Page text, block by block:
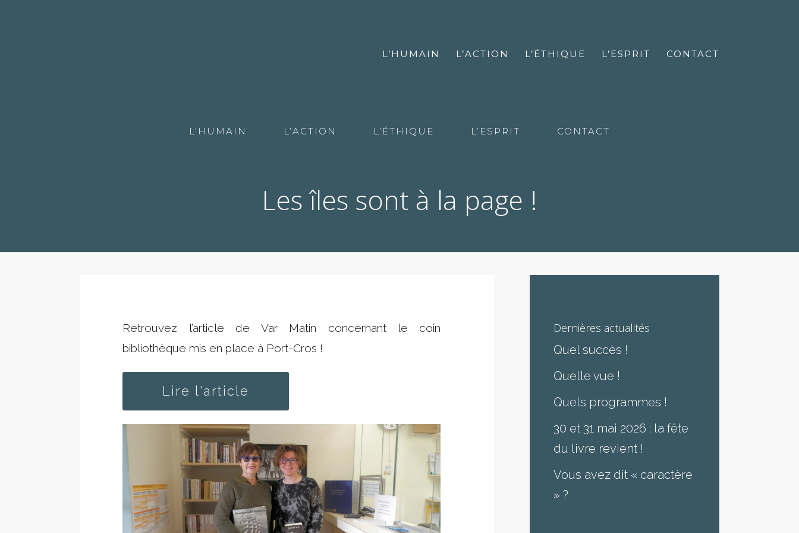
L’HUMAIN L’ACTION L’ÉTHIQUE L’ESPRIT CONTACT
L’HUMAIN L’ACTION L’ÉTHIQUE L’ESPRIT CONTACT
Les îles sont à la page !
Retrouvez l’article de Var Matin concernant le coin
bibliothèque mis en place à Port-Cros !
Lire l'article
Dernières actualités
Quel succès !
Quelle vue !
Quels programmes !
30 et 31 mai 2026 : la fête
du livre revient !
Vous avez dit « caractère
» ?